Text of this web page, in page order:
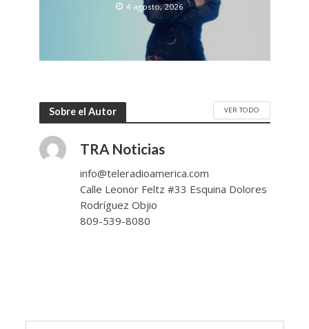
4 agosto, 2026
Sobre el Autor VER TODO
TRA Noticias
info@teleradioamerica.com
Calle Leonor Feltz #33 Esquina Dolores
Rodríguez Objio
809-539-8080